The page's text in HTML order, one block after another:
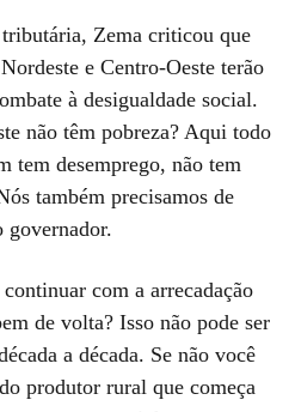
Zema criticou que
e Centro-Oeste terão
à desigualdade social.
não têm pobreza? Aqui todo
tem desemprego, não tem
também precisamos de
governador.
com a arrecadação
de volta? Isso não pode ser
a década. Se não você
produtor rural que começa